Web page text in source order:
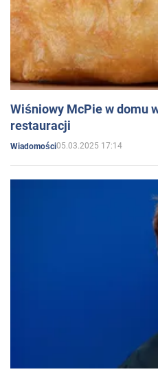
Wiśniowy McPie w domu
restauracji
Wiadomości05.03.2025 17:14